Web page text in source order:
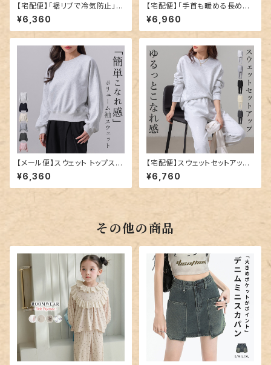
【宅配便】「裾リブで冷気防止」裏
起毛 スウェット ハーフジップ 2
way トップス／tops2268
¥6,360
【宅配便】「手首も暖める長め
袖」裏起毛 スウェット トップス
長袖 防寒／tops2298
¥6,960
【メール便】スウェット トップス
長袖 レディース カットソー トレ
ーナー ／tops2188
¥6,360
【宅配便】スウェットセットアップ
／tops2166
¥6,760
その他の商品